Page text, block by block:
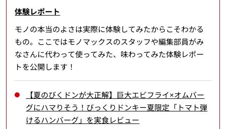
体験レポート
モノの本当のよさは実際に体験してみたからこそわかる
もの。ここではモノマックスのスタッフや編集部員がみ
なさんに代わって使ってみた、味わってみた体験レポー
トを公開します！
【夏のびくドンが大正解】巨大エビフライ×オムバー
グにハマりそう！びっくりドンキー夏限定「トマト弾
けるハンバーグ」を実食レビュー